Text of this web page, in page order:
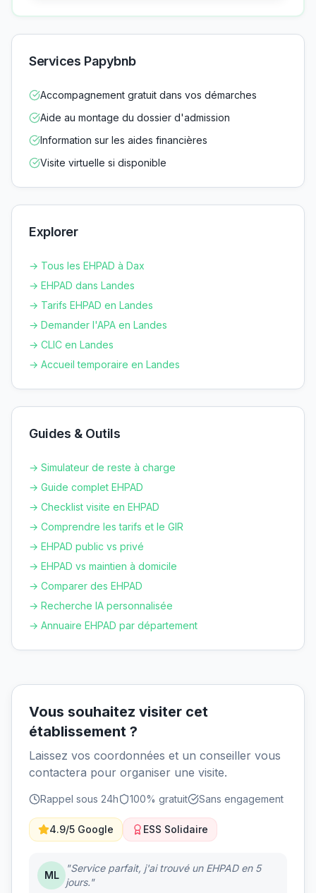
Services Papybnb
Accompagnement gratuit dans vos démarches
Aide au montage du dossier d'admission
Information sur les aides financières
Visite virtuelle si disponible
Explorer
→ Tous les EHPAD à Dax
→ EHPAD dans Landes
→ Tarifs EHPAD en Landes
→ Demander l'APA en Landes
→ CLIC en Landes
→ Accueil temporaire en Landes
Guides & Outils
→ Simulateur de reste à charge
→ Guide complet EHPAD
→ Checklist visite en EHPAD
→ Comprendre les tarifs et le GIR
→ EHPAD public vs privé
→ EHPAD vs maintien à domicile
→ Comparer des EHPAD
→ Recherche IA personnalisée
→ Annuaire EHPAD par département
Vous souhaitez visiter cet
établissement ?
Laissez vos coordonnées et un conseiller vous
contactera pour organiser une visite.
Rappel sous 24h 100% gratuit Sans engagement
4.9/5 Google ESS Solidaire
ML
"Service parfait, j'ai trouvé un EHPAD en 5
jours."